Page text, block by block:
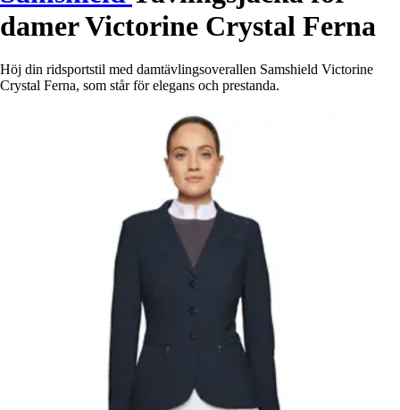
damer Victorine Crystal Ferna
Höj din ridsportstil med damtävlingsoverallen Samshield Victorine
Crystal Ferna, som står för elegans och prestanda.